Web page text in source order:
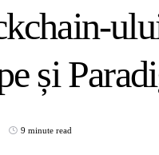
și
9 minute read